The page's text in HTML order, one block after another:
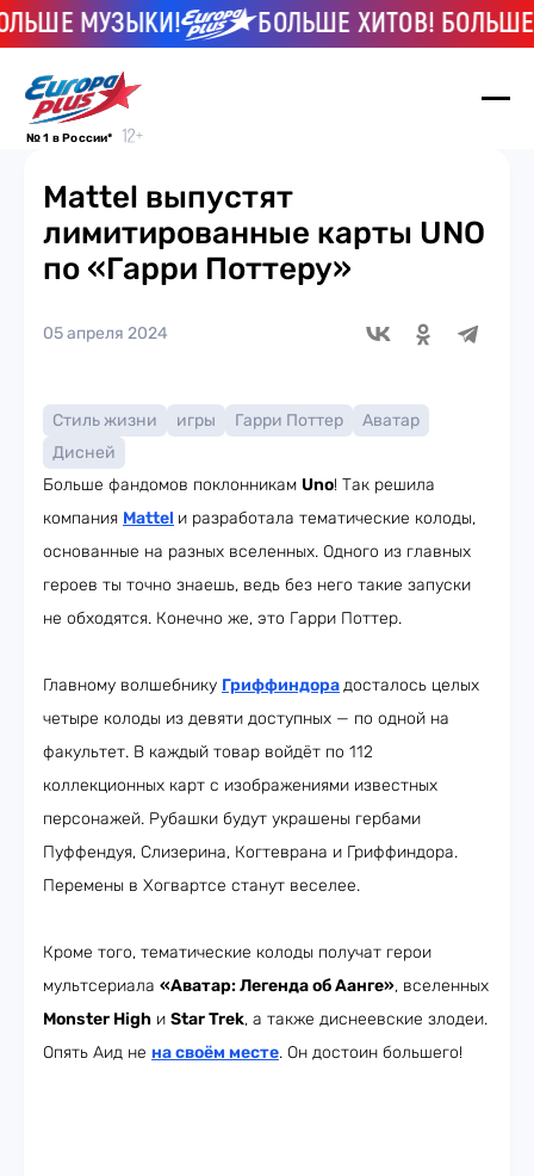
МУЗЫКИ! БОЛЬШЕ ХИТОВ! БОЛЬШЕ
№ 1 в России*
Mattel выпустят
лимитированные карты UNO
по «Гарри Поттеру»
05 апреля 2024
Стиль жизни игры Гарри Поттер
Аватар
Дисней
Больше фандомов поклонникам Uno! Так решила
компания Mattel и разработала тематические колоды,
основанные на разных вселенных. Одного из главных
героев ты точно знаешь, ведь без него такие запуски
не обходятся. Конечно же, это Гарри Поттер.
Главному волшебнику Гриффиндорадосталось целых
четыре колоды из девяти доступных — по одной на
факультет. В каждый товар войдёт по 112
коллекционных карт с изображениями известных
персонажей. Рубашки будут украшены гербами
Пуффендуя, Слизерина, Когтеврана и Гриффиндора.
Перемены в Хогвартсе станут веселее.
Кроме того, тематические колоды получат герои
мультсериала «Аватар: Легенда об Аанге», вселенных
Monster High и Star Trek, а также диснеевские злодеи.
Опять Аид не на своём месте. Он достоин большего!